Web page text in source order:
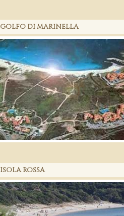
GOLFO DI MARINELLA
ISOLA ROSSA